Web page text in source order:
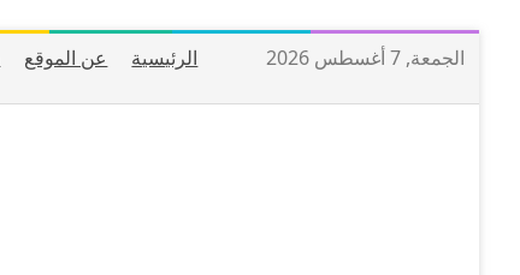
الجمعة, 7 أغسطس 2026 الرئيسية عن الموقع